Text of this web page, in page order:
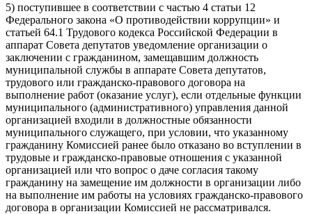
5) поступившее в соответствии с частью 4 статьи 12
Федерального закона «О противодействии коррупции» и
статьей 64.1 Трудового кодекса Российской Федерации в
аппарат Совета депутатов уведомление организации о
заключении с гражданином, замещавшим должность
муниципальной службы в аппарате Совета депутатов,
трудового или гражданско-правового договора на
выполнение работ (оказание услуг), если отдельные функции
муниципального (административного) управления данной
организацией входили в должностные обязанности
муниципального служащего, при условии, что указанному
гражданину Комиссией ранее было отказано во вступлении в
трудовые и гражданско-правовые отношения с указанной
организацией или что вопрос о даче согласия такому
гражданину на замещение им должности в организации либо
на выполнение им работы на условиях гражданско-правового
договора в организации Комиссией не рассматривался.